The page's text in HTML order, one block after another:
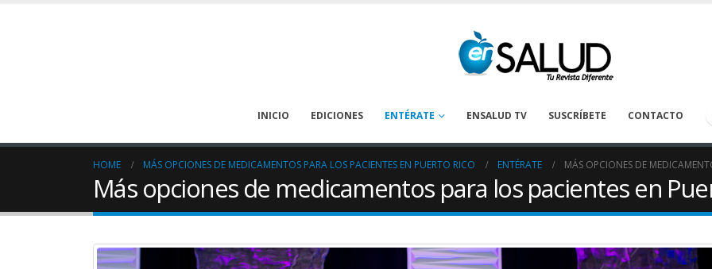
INICIO EDICIONES ENTÉRATE ENSALUD TV SUSCRÍBETE CONTACTO
HOME MÁS OPCIONES DE MEDICAMENTOS PARA LOS PACIENTES EN PUERTO RICO ENTÉRATE MÁS OPCIONES DE
Más opciones de medicamentos para los pacientes en